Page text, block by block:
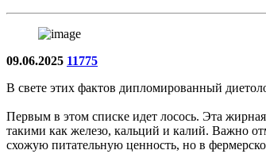
09.06.2025 11775
В свете этих фактов дипломированный
Первым в этом списке идет лосось. Эта
такими как железо, кальций и калий. Важно
схожую питательную ценность, но в